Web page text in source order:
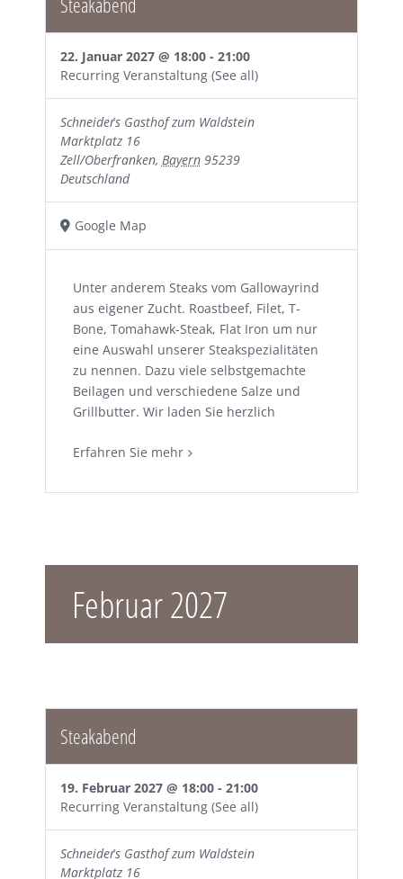
22. Januar 2027 @ 18:00- 21:00
Recurring Veranstaltung (See all)
Schneider´s Gasthof zum Waldstein
Marktplatz 16
Zell/Oberfranken, Bayern 95239
Deutschland
Google Map
Unter anderem Steaks vom Gallowayrind
aus eigener Zucht. Roastbeef, Filet, T-
Bone, Tomahawk-Steak, Flat Iron um nur
eine Auswahl unserer Steakspezialitäten
zu nennen. Dazu viele selbstgemachte
Beilagen und verschiedene Salze und
Grillbutter. Wir laden Sie herzlich
Erfahren Sie mehr
Februar 2027
Steakabend
19. Februar 2027 @ 18:00- 21:00
Recurring Veranstaltung (See all)
Schneider´s Gasthof zum Waldstein
Marktplatz 16